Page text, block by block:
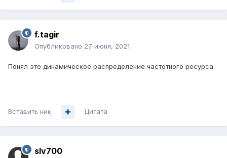
f.tagir
Опубликовано 27 июня, 2021
Понял это динамическое распределение частотного ресурса
Вставить ник Цитата
slv700